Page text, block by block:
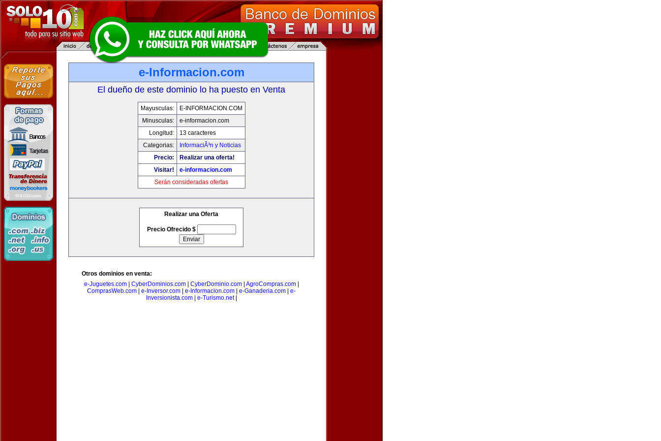
e-Informacion.com
El dueño de este dominio lo ha puesto en Venta
Mayusculas:
E-INFORMACION.COM
Minusculas:
e-informacion.com
Longitud:
13 caracteres
Categorias:
InformaciÃ³n y Noticias
Precio:
Realizar una oferta!
Visitar!
e-informacion.com
Serán consideradas ofertas
Realizar una Oferta
Precio Ofrecido $
Otros dominios en venta:
e-Juguetes.com| CyberDominios.com| CyberDominio.com| AgroCompras.com|
ComprasWeb.com
e-Inversor.com e-Informacion.com e-Ganaderia.com
e-
Inversionista.com| e-Turismo.net|